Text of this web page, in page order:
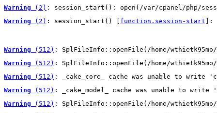
Warning (2) : session_start(): open(/var/cpanel/php/
Warning (2) : session_start() [ function.session-start ]:
Warning (512) : SplFileInfo::openFile(/home/wthietk95mo/
Warning (512) : SplFileInfo::openFile(/home/
Warning (512) : _cake_core_ cache was unable to write
Warning (512) : _cake_model_ cache was unable to
Warning (512) : SplFileInfo::openFile(/home/wthietk95mo/